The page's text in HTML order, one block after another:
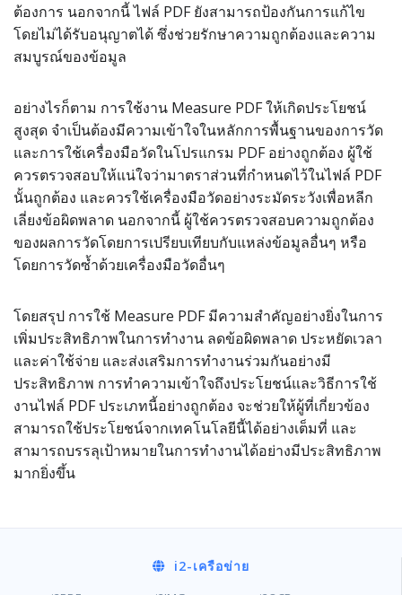
ต้องการ นอกจากนี้ ไฟล์ PDF ยังสามารถป้องกันการแก้ไข
โดยไม่ได้รับอนุญาตได้ ซึ่งช่วยรักษาความถูกต้องและความ
สมบูรณ์ของข้อมูล
อย่างไรก็ตาม การใช้งาน Measure PDF ให้เกิดประโยชน์
สูงสุด จำเป็นต้องมีความเข้าใจในหลักการพื้นฐานของการวัด
และการใช้เครื่องมือวัดในโปรแกรม PDF อย่างถูกต้อง ผู้ใช้
ควรตรวจสอบให้แน่ใจว่ามาตราส่วนที่กำหนดไว้ในไฟล์ PDF
นั้นถูกต้อง และควรใช้เครื่องมือวัดอย่างระมัดระวังเพื่อหลีก
เลี่ยงข้อผิดพลาด นอกจากนี้ ผู้ใช้ควรตรวจสอบความถูกต้อง
ของผลการวัดโดยการเปรียบเทียบกับแหล่งข้อมูลอื่นๆ หรือ
โดยการวัดซ้ำด้วยเครื่องมือวัดอื่นๆ
โดยสรุป การใช้ Measure PDF มีความสำคัญอย่างยิ่งในการ
เพิ่มประสิทธิภาพในการทำงาน ลดข้อผิดพลาด ประหยัดเวลา
และค่าใช้จ่าย และส่งเสริมการทำงานร่วมกันอย่างมี
ประสิทธิภาพ การทำความเข้าใจถึงประโยชน์และวิธีการใช้
งานไฟล์ PDF ประเภทนี้อย่างถูกต้อง จะช่วยให้ผู้ที่เกี่ยวข้อง
สามารถใช้ประโยชน์จากเทคโนโลยีนี้ได้อย่างเต็มที่ และ
สามารถบรรลุเป้าหมายในการทำงานได้อย่างมีประสิทธิภาพ
มากยิ่งขึ้น
i2-เครือข่าย